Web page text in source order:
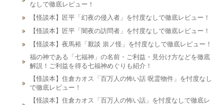
なしで徹底レビュー！
【怪談本】匠平「幻夜の侵入者」を忖度なしで徹底レビュー！
【怪談本】匠平「闇夜の訪問者」を忖度なしで徹底レビュー！
【怪談本】夜馬裕「厭談 祟ノ怪」を忖度なしで徹底レビュー！
福の神である「七福神」の名前・ご利益・見分け方などを徹底
解説！ご利益を得る七福神めぐりも紹介！
【怪談本】住倉カオス「百万人の怖い話 呪霊物件」を忖度なし
で徹底レビュー！
【怪談本】住倉カオス「百万人の怖い話」を忖度なしで徹底レ